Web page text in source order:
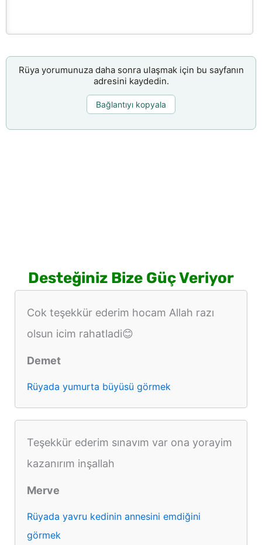
Rüya yorumunuza daha sonra ulaşmak için bu sayfanın
adresini kaydedin.
Bağlantıyı kopyala
Desteğiniz Bize Güç Veriyor
Cok teşekkür ederim hocam Allah razı
olsun icim rahatladi😊
Demet
Rüyada yumurta büyüsü görmek
Teşekkür ederim sınavım var ona yorayim
kazanırım inşallah
Merve
Rüyada yavru kedinin annesini emdiğini
görmek